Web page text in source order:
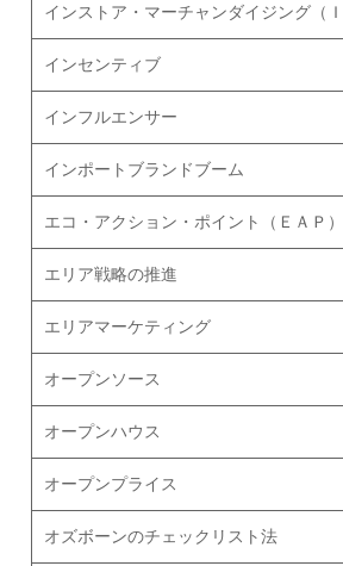
インストア・マーチャンダイジング（
インセンティブ
インフルエンサー
インポートブランドブーム
エコ・アクション・ポイント（ＥＡＰ）
エリア戦略の推進
エリアマーケティング
オープンソース
オープンハウス
オープンプライス
オズボーンのチェックリスト法